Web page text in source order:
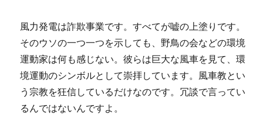
風力発電は詐欺事業です。すべてが嘘の上塗りです。
そのウソの一つ一つを示しても、野鳥の会などの環境
運動家は何も感じない。彼らは巨大な風車を見て、環
境運動のシンボルとして崇拝しています。風車教とい
う宗教を狂信しているだけなのです。冗談で言ってい
るんではないんですよ。